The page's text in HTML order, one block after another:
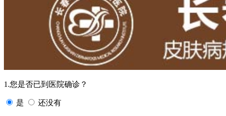
1.您是否已到医院确诊？
是 还没有